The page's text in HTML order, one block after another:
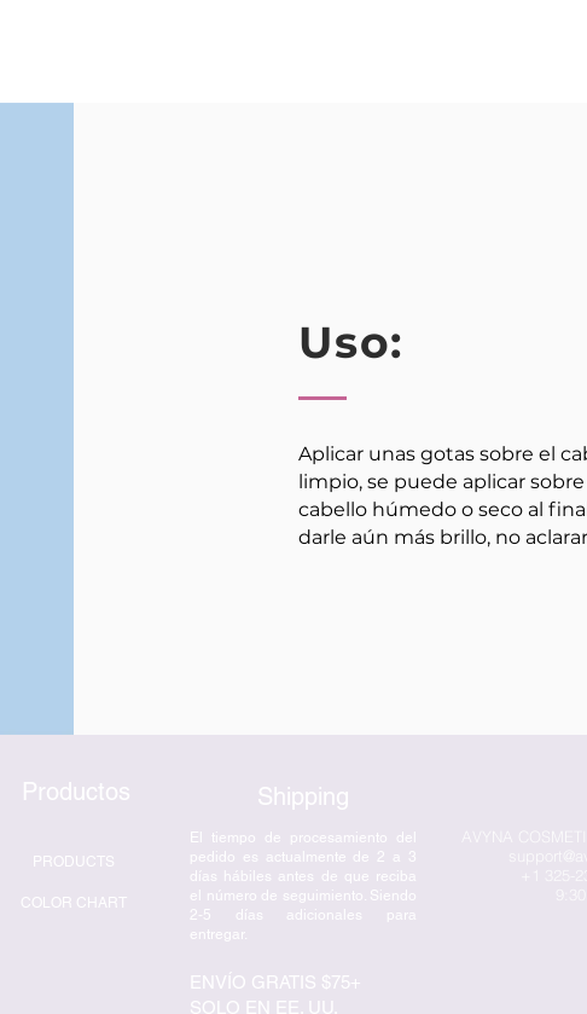
Uso:
Aplicar unas gotas sobre el
limpio, se puede aplicar sobre
cabello húmedo o seco al
darle aún más brillo, no
Productos
PRODUCTS
COLOR CHART
Shipping
El tiempo de procesamiento del
pedido es actualmente de 2 a 3
días hábiles antes de que reciba
el número de seguimiento. Siendo
2-5 días adicionales para
entregar.
ENVÍO GRATIS $75+
SOLO EN EE. UU.